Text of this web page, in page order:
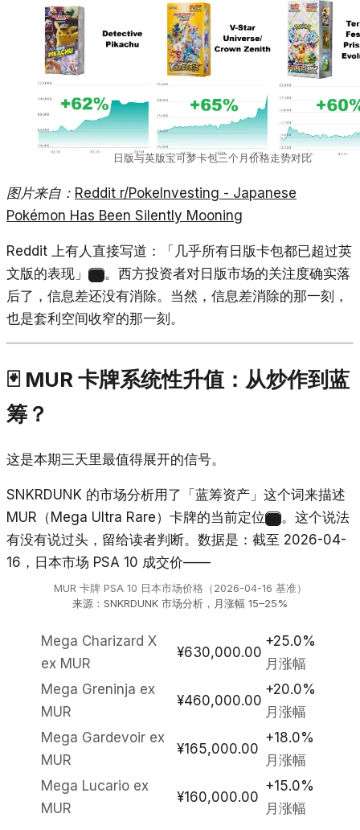
日版与英版宝可梦卡包三个月价格走势对比
图片来自： Reddit r/PokeInvesting - Japanese
Pokémon Has Been Silently Mooning
Reddit 上有人直接写道：「几乎所有日版卡包都已超过英
文版的表现」
。西方投资者对日版市场的关注度确实落
后了，信息差还没有消除。当然，信息差消除的那一刻，
也是套利空间收窄的那一刻。
🃏 MUR 卡牌系统性升值：从炒作到蓝
筹？
这是本期三天里最值得展开的信号。
SNKRDUNK 的市场分析用了「蓝筹资产」这个词来描述
MUR（Mega Ultra Rare）卡牌的当前定位
。这个说法
有没有说过头，留给读者判断。数据是：截至 2026-04-
16，日本市场 PSA 10 成交价——
MUR 卡牌 PSA 10 日本市场价格（2026-04-16 基准）
来源：SNKRDUNK 市场分析，月涨幅 15–25%
Mega Charizard X
ex MUR
¥630,000.00
+25.0%
月涨幅
Mega Greninja ex
MUR
¥460,000.00
+20.0%
月涨幅
Mega Gardevoir ex
MUR
¥165,000.00
+18.0%
月涨幅
Mega Lucario ex
MUR
¥160,000.00
+15.0%
月涨幅